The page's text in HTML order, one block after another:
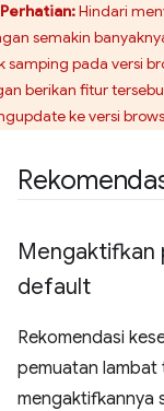
Perhatian:Hindari
semakin
samping pada versi
berikan fitur
ke versi
Mengaktifkan
default
Rekomendasi
pemuatan
mengaktifkannya